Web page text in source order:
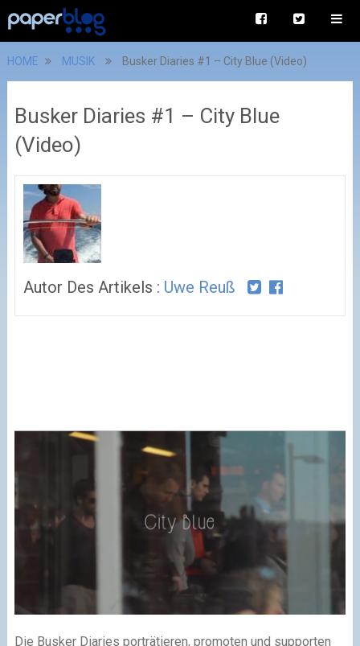
HOME MUSIK Busker Diaries #1 – City Blue (Video)
Busker Diaries #1 – City Blue
(Video)
Autor Des Artikels : Uwe Reuß
Die Busker Diaries porträtieren, promoten und supporten